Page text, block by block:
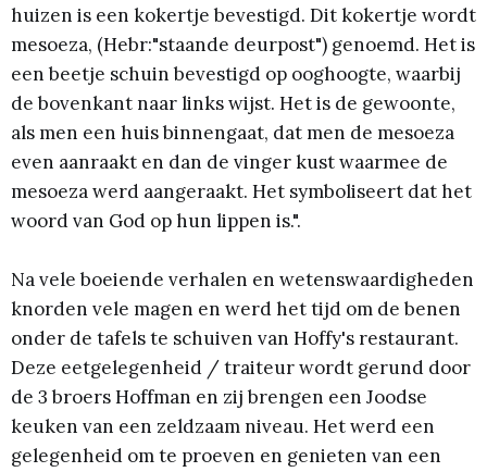
huizen is een kokertje bevestigd. Dit kokertje wordt
mesoeza, (Hebr:"staande deurpost") genoemd. Het is
een beetje schuin bevestigd op ooghoogte, waarbij
de bovenkant naar links wijst. Het is de gewoonte,
als men een huis binnengaat, dat men de mesoeza
even aanraakt en dan de vinger kust waarmee de
mesoeza werd aangeraakt. Het symboliseert dat het
woord van God op hun lippen is.".
Na vele boeiende verhalen en wetenswaardigheden
knorden vele magen en werd het tijd om de benen
onder de tafels te schuiven van Hoffy's restaurant.
Deze eetgelegenheid / traiteur wordt gerund door
de 3 broers Hoffman en zij brengen een Joodse
keuken van een zeldzaam niveau. Het werd een
gelegenheid om te proeven en genieten van een